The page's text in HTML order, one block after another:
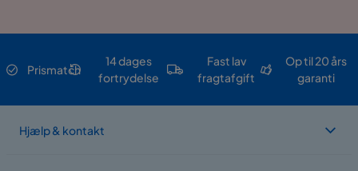
Prismatch
14 dages
fortrydelse
Fast lav
fragtafgift
Op til 20 års
garanti
Hjælp & kontakt